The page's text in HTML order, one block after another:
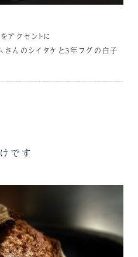
アクセントに
んのシイタケと3年フグの白子
です